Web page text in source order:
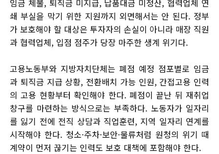
임금 체불, 퇴직금 미지급, 납품대금 미정산, 협력업체 연
쇄 부실을 막기 위한 지원까지 외면해서는 안 된다. 정부
가 보호해야 할 대상은 투자자의 손실이 아니라 매장 직원
과 협력업체, 입점 점주가 당장 마주한 생계 위기다.
고용노동부와 지방자치단체는 폐점 예정 점포별로 임금
과 퇴직금 지급 상황, 전환배치 가능 인원, 간접고용 인력
의 고용 현황부터 확인해야 한다. 폐점이 끝난 뒤 재취업
창구를 마련하는 방식으로는 부족하다. 노동자가 일자리
를 잃기 전에 전직 상담과 직업훈련, 지역 일자리 연계를
시작해야 한다. 청소·주차·보안·물류처럼 원청의 위기 때
계약이 먼저 끊기는 인력도 보호 대책에 포함해야 한다.